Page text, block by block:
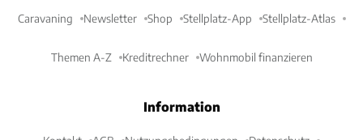
Caravaning Newsletter Shop Stellplatz-App Stellplatz-Atlas
Themen A-Z Kreditrechner Wohnmobil finanzieren
Information